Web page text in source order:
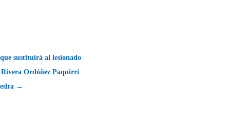
sustituirá al lesionado
Ordóñez Paquirri
→